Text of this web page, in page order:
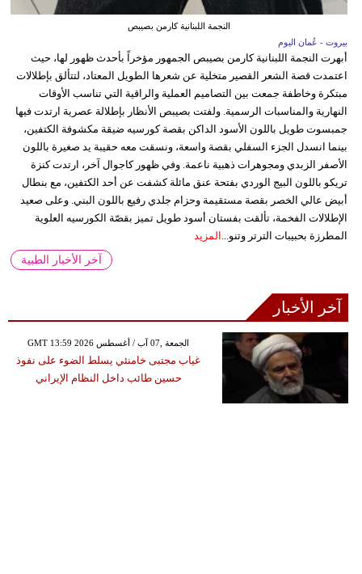
النجمة اللبنانية كارمن بصيبص
بيروت - عُمان اليوم
أبهرت النجمة اللبنانية كارمن بصيبص الجمهور مؤخراً بأحدث ظهور لها، حيث
اعتمدت قصة الشعر القصير متخلية عن شعرها الطويل المعتاد، لتتألق بإطلالات
مبتكرة وخاطفة جمعت بين التصاميم العملية والراقية التي تناسب الأوقات
النهارية والمناسبات الرسمية. ولفتت بصيبص الأنظار بإطلالة عصرية ارتدت فيها
جمبسوت طويل باللون الأسود الداكن بقصة كورسيه ضيقة مكشوفة الكتفين،
بينما انسدل الجزء السفلي بقصة واسعة، ونسقت معه حقيبة يد صغيرة باللون
الأصفر الزبدي ومجوهرات ذهبية ناعمة. وفي ظهور كاجوال آخر، ارتدت كنزة
تريكو باللون البيج الوردي بفتحة عنق مائلة كشفت عن أحد الكتفين، مع بنطال
أبيض عالي الخصر بقصة مستقيمة وحزام جلدي رفيع باللون البني. وعلى صعيد
الإطلالات الفخمة، تألقت بفستان أسود طويل تميز بقصّة الكورسيه العلوية
المطرزة بحبيبات الترتر وتنو...
المزيد
آخر الأخبار الطبية
آخر الأخبار
GMT 13:59 2026 الجمعة ,07 آب / أغسطس
غياب مجتبى خامنئي يسلط الضوء على نفوذ
حسين طائب داخل النظام الإيراني